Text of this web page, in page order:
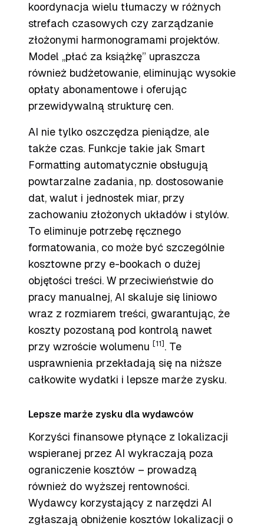
koordynacja wielu tłumaczy w różnych
strefach czasowych czy zarządzanie
złożonymi harmonogramami projektów.
Model „płać za książkę” upraszcza
również budżetowanie, eliminując wysokie
opłaty abonamentowe i oferując
przewidywalną strukturę cen.
AI nie tylko oszczędza pieniądze, ale
także czas. Funkcje takie jak Smart
Formatting automatycznie obsługują
powtarzalne zadania, np. dostosowanie
dat, walut i jednostek miar, przy
zachowaniu złożonych układów i stylów.
To eliminuje potrzebę ręcznego
formatowania, co może być szczególnie
kosztowne przy e-bookach o dużej
objętości treści. W przeciwieństwie do
pracy manualnej, AI skaluje się liniowo
wraz z rozmiarem treści, gwarantując, że
koszty pozostaną pod kontrolą nawet
przy wzroście wolumenu [11] . Te
usprawnienia przekładają się na niższe
całkowite wydatki i lepsze marże zysku.
Lepsze marże zysku dla wydawców
Korzyści finansowe płynące z lokalizacji
wspieranej przez AI wykraczają poza
ograniczenie kosztów – prowadzą
również do wyższej rentowności.
Wydawcy korzystający z narzędzi AI
zgłaszają obniżenie kosztów lokalizacji o